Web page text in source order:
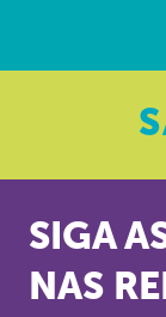
SIGA
NAS